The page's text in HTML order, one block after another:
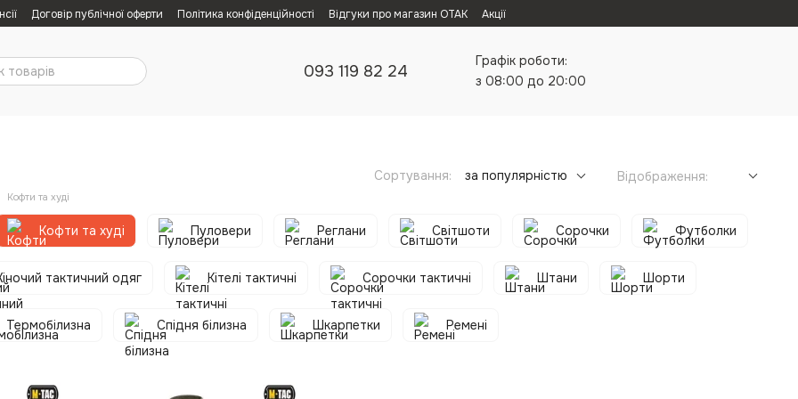
Договір публічної оферти Політика конфіденційності Відгуки про магазин ОТАК Акції
093 119 82 24
Графік роботи:
з 08:00 до 20:00
Кофти та худі
Сортування: за популярністю Відображення:
Кофти та худі Пуловери Реглани Світшоти Сорочки Футболки
тактичний одяг Кітелі тактичні Сорочки тактичні Штани Шорти
Термобілизна Спідня білизна Шкарпетки Ремені